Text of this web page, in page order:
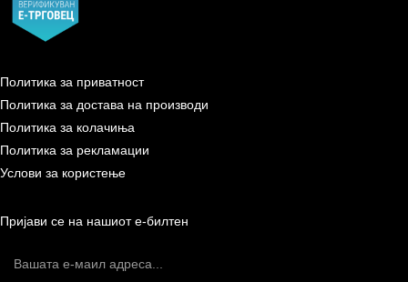
Политика за приватност
Политика за достава на производи
Политика за колачиња
Политика за рекламации
Услови за користење
Пријави се на нашиот е-билтен